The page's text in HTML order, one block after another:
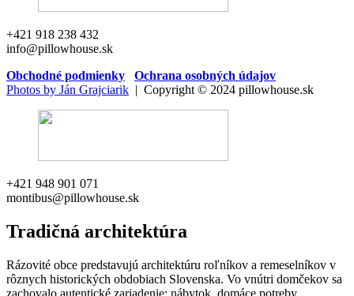
+421 918 238 432
info@pillowhouse.sk
Obchodné podmienky
Ochrana osobných údajov
Photos by Ján Grajciarik | Copyright © 2024 pillowhouse.sk
+421 948 901 071
montibus@pillowhouse.sk
Tradičná architektúra
Rázovité obce predstavujú architektúru roľníkov a remeselníkov v
rôznych historických obdobiach Slovenska. Vo vnútri domčekov sa
zachovalo autentické zariadenie: nábytok, domáce potreby,